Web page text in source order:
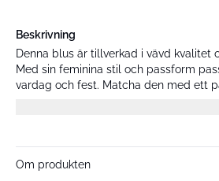
Beskrivning
Denna blus är tillverkad i vävd kvalitet
Med sin feminina stil och passform
vardag och fest. Matcha den med ett
Om produkten